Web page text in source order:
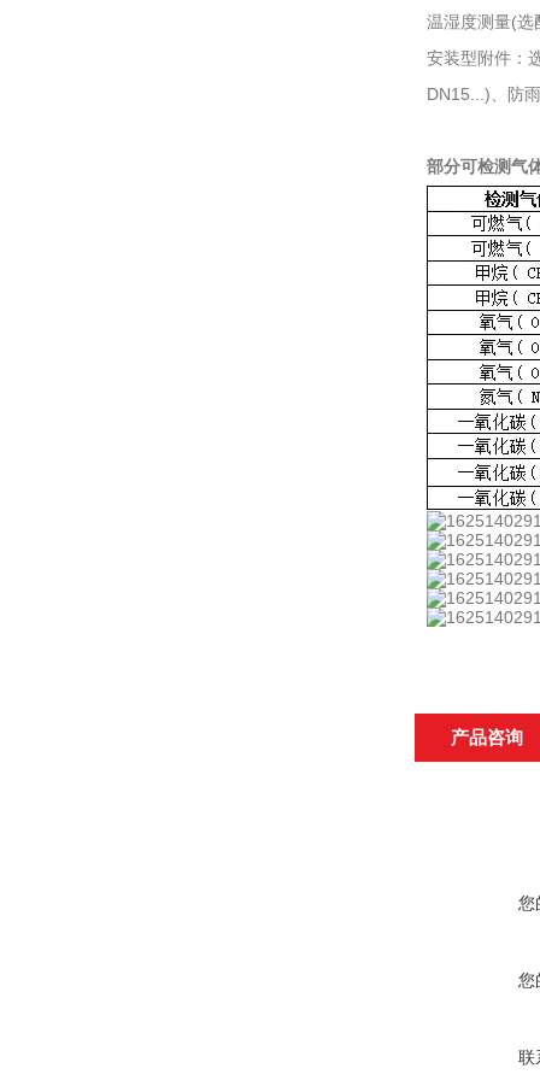
温湿度测量(
安装型附件：
DN15...)、防
部分可检测气
产品咨询
您
您
联